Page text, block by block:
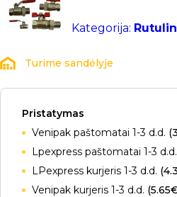
Kategorija:
Turime sandėlyje
Pristatymas
Venipak paštomatai 1-3 d.d.
Lpexpress paštomatai 1-3 d.d.
LPexpress kurjeris 1-3 d.d.
Venipak kurjeris 1-3 d.d.